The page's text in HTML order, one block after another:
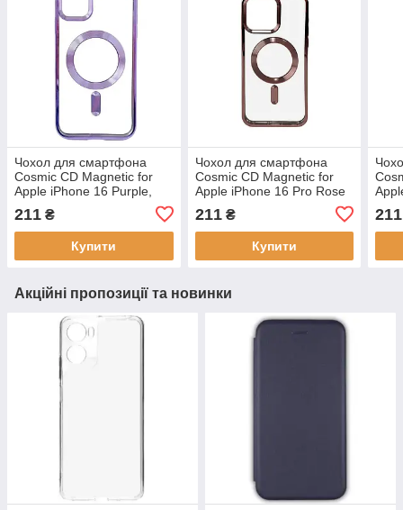
Чохол для смартфона
Cosmic CD Magnetic for
Apple iPhone 16 Purple,
антиударний, гальванічне
покриття
211 ₴
Купити
Чохол для смартфона
Cosmic CD Magnetic for
Apple iPhone 16 Pro Rose
гальванічне покриття
211₴
Купити
211
Акційні пропозиції та новинки